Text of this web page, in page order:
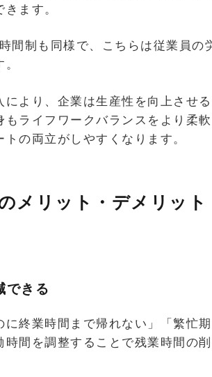
ます。
間制も同様で、こちらは従業員の
より、企業は生産性を向上させ
もライフワークバランスをより柔
の両立がしやすくなります。
メリット・デメリット
きる
に終業時間まで帰れない」「繁忙
時間を調整することで残業時間の